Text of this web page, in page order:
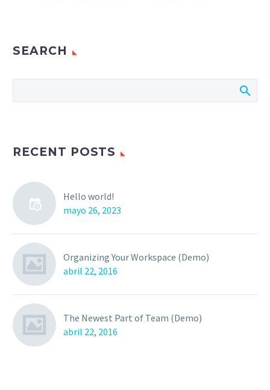
SEARCH
RECENT POSTS
Hello world!
mayo 26, 2023
Organizing Your Workspace (Demo)
abril 22, 2016
The Newest Part of Team (Demo)
abril 22, 2016